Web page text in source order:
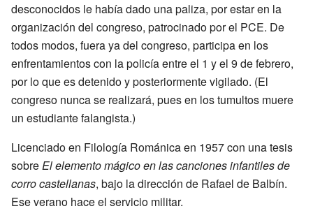
desconocidos le había dado una paliza, por estar en la
organización del congreso, patrocinado por el PCE. De
todos modos, fuera ya del congreso, participa en los
enfrentamientos con la policía entre el 1 y el 9 de febrero,
por lo que es detenido y posteriormente vigilado. (El
congreso nunca se realizará, pues en los tumultos muere
un estudiante falangista.)
Licenciado en Filología Románica en 1957 con una tesis
sobreEl elemento mágico en las canciones infantiles de
corro castellanas, bajo la dirección de Rafael de Balbín.
Ese verano hace el servicio militar.